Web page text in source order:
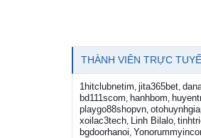
THÀNH VIÊN TRỰC
1hitclubnetim jita365bet
bd111scom hanhbom
playgo88shopvn
xoilac3tech Linh Bilalo
bgdoorhanoi